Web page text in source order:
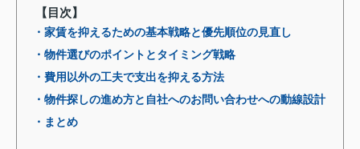
【目次】
・家賃を抑えるための基本戦略と優先順位の見直し
・物件選びのポイントとタイミング戦略
・費用以外の工夫で支出を抑える方法
・物件探しの進め方と自社へのお問い合わせへの動線設計
・まとめ